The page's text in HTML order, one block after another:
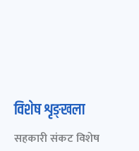
विशेष शृङ्खला
सहकारी संकट विशेष